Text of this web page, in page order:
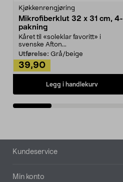
Kjøkkenrengjøring
Mikrofiberklut 32 x 31 cm, 4-
pakning
Kåret til «soleklar favoritt» i
svenske Afton...
Utførelse: Grå/beige
39,90
Legg i handlekurv
Bunntekst
Kundeservice
Min konto